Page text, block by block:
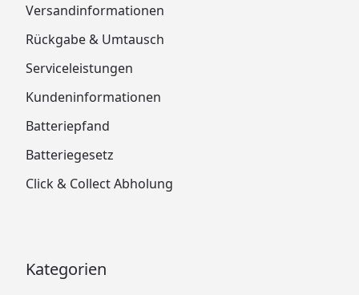
Versandinformationen
Rückgabe & Umtausch
Serviceleistungen
Kundeninformationen
Batteriepfand
Batteriegesetz
Click & Collect Abholung
Kategorien